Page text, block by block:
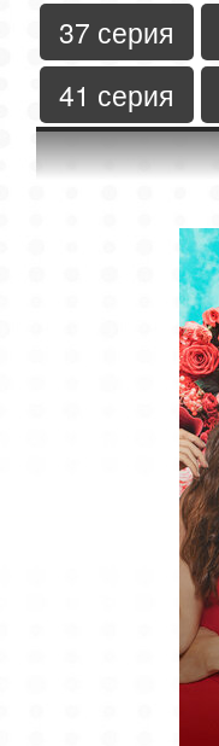
37 серия
41 серия
45 серия